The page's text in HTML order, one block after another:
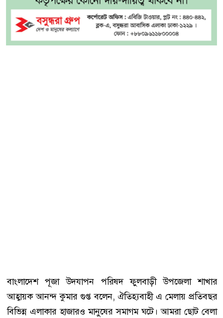
বাংলাদেশ পূজা উদযাপন পরিষদ ফুলবাড়ী উপজেলা শাখার
আহ্বায়ক আনন্দ কুমার গুপ্ত বলেন, ঐতিহ্যবাহী এ মেলায় প্রতিবছর
বিভিন্ন এলাকার হাজারও মানুষের সমাগম ঘটে। আমরা ছোট বেলা